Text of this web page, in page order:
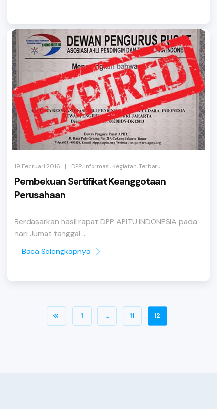
19 Februari 2016 | DPP, Informasi, Kegiatan,Terbaru
Pembekuan Sertifikat Keanggotaan
Perusahaan
Berdasarkan hasil rapat DPP APITU INDONESIA pada
hari Jumat tanggal ...
Baca Selengkapnya
1 … 11 12